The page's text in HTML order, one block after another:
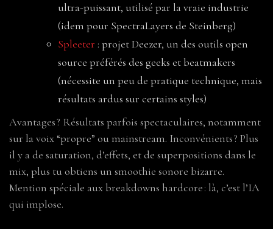
ultra-puissant, utilisé par la vraie industrie
(idem pour SpectraLayers de Steinberg)
Spleeter : projet Deezer, un des outils open
source préférés des geeks et beatmakers
(nécessite un peu de pratique technique, mais
résultats ardus sur certains styles)
Avantages ? Résultats parfois spectaculaires, notamment
sur la voix “propre” ou mainstream. Inconvénients ? Plus
il y a de saturation, d’effets, et de superpositions dans le
mix, plus tu obtiens un smoothie sonore bizarre.
Mention spéciale aux breakdowns hardcore : là, c’est l’IA
qui implose.